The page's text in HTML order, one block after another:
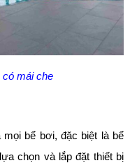
có mái che
bể bơi, đặc biệt là bể
chọn và lắp đặt thiết bị